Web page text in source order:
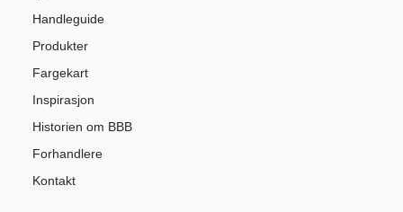
Handleguide
Produkter
Fargekart
Inspirasjon
Historien om BBB
Forhandlere
Kontakt